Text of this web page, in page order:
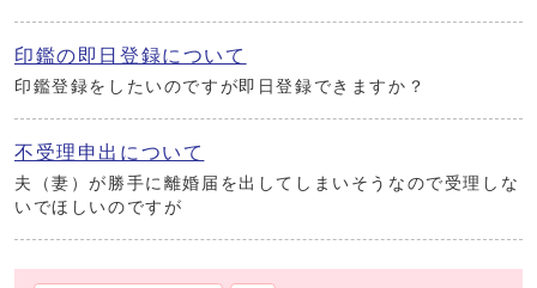
印鑑の即日登録について
印鑑登録をしたいのですが即日登録できますか？
不受理申出について
夫（妻）が勝手に離婚届を出してしまいそうなので受理しな
いでほしいのですが